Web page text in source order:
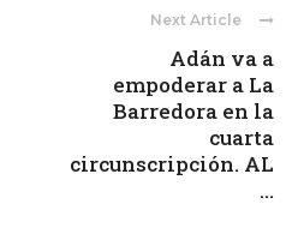
Next Article
Adán va a
empoderar a La
Barredora en la
cuarta
circunscripción. AL
...